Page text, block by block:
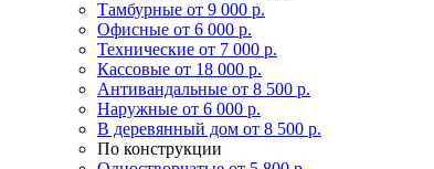
Тамбурные от 9 000 р.
Офисные от 6 000 р.
Технические от 7 000 р.
Кассовые от 18 000 р.
Антивандальные от 8 500 р.
Наружные от 6 000 р.
В деревянный дом от 8 500 р.
По конструкции